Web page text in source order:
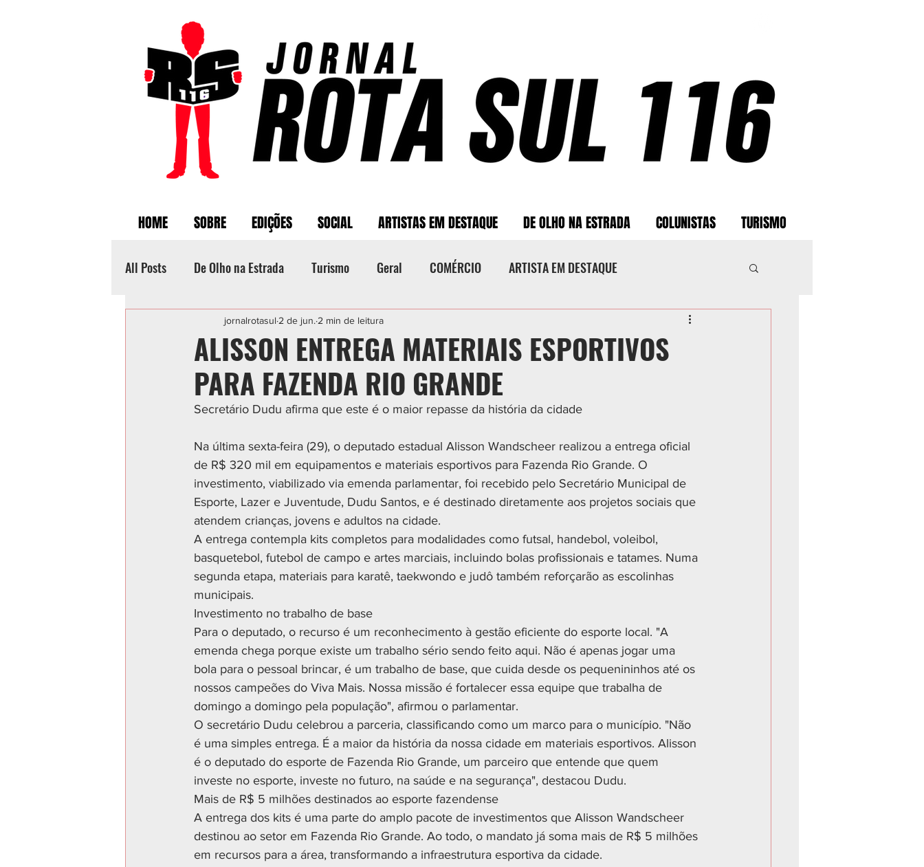
HOME SOBRE EDIÇÕES SOCIAL ARTISTAS EM DESTAQUE DE OLHO NA ESTRADA COLUNISTAS TURISMO
All Posts De Olho na Estrada Turismo Geral COMÉRCIO ARTISTA EM DESTAQUE
Categoria sem título POLICIAL ESPORTE
ALISSON ENTREGA MATERIAIS ESPORTIVOS
PARA FAZENDA RIO GRANDE
jornalrotasul 2 de jun. 2 min de leitura
Secretário Dudu afirma que este é o maior repasse da história da cidade
Na última sexta-feira (29), o deputado estadual Alisson Wandscheer realizou a entrega oficial
de R$ 320 mil em equipamentos e materiais esportivos para Fazenda Rio Grande. O
investimento, viabilizado via emenda parlamentar, foi recebido pelo Secretário Municipal de
Esporte, Lazer e Juventude, Dudu Santos, e é destinado diretamente aos projetos sociais que
atendem crianças, jovens e adultos na cidade.
A entrega contempla kits completos para modalidades como futsal, handebol, voleibol,
basquetebol, futebol de campo e artes marciais, incluindo bolas profissionais e tatames. Numa
segunda etapa, materiais para karatê, taekwondo e judô também reforçarão as escolinhas
municipais.
Investimento no trabalho de base
Para o deputado, o recurso é um reconhecimento à gestão eficiente do esporte local. "A
emenda chega porque existe um trabalho sério sendo feito aqui. Não é apenas jogar uma
bola para o pessoal brincar, é um trabalho de base, que cuida desde os pequenininhos até os
nossos campeões do Viva Mais. Nossa missão é fortalecer essa equipe que trabalha de
domingo a domingo pela população", afirmou o parlamentar.
O secretário Dudu celebrou a parceria, classificando como um marco para o município. "Não
é uma simples entrega. É a maior da história da nossa cidade em materiais esportivos. Alisson
é o deputado do esporte de Fazenda Rio Grande, um parceiro que entende que quem
investe no esporte, investe no futuro, na saúde e na segurança", destacou Dudu.
Mais de R$ 5 milhões destinados ao esporte fazendense
A entrega dos kits é uma parte do amplo pacote de investimentos que Alisson Wandscheer
destinou ao setor em Fazenda Rio Grande. Ao todo, o mandato já soma mais de R$ 5 milhões
em recursos para a área, transformando a infraestrutura esportiva da cidade.